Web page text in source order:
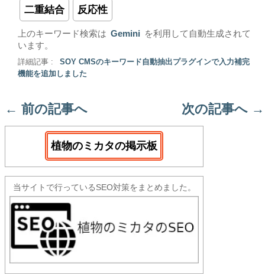
二重結合 反応性
上のキーワード検索は Gemini
を利用して自動生成されて
います。
詳細記事 :
SOY CMSのキーワード自動抽出プラグインで入力補完
機能を追加しました
← 前の記事へ 次の記事へ →
植物のミカタの掲示板
当サイトで行っているSEO対策をまとめました。